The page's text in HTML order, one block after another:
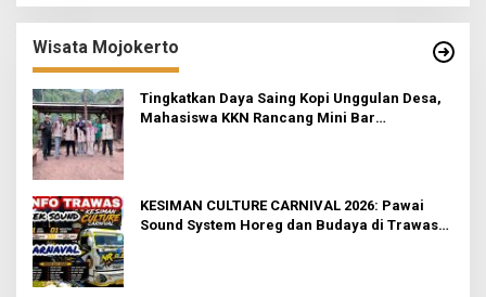
Wisata Mojokerto
Tingkatkan Daya Saing Kopi Unggulan Desa,
Mahasiswa KKN Rancang Mini Bar
KESIMAN CULTURE CARNIVAL 2026: Pawai
Sound System Horeg dan Budaya di Trawas